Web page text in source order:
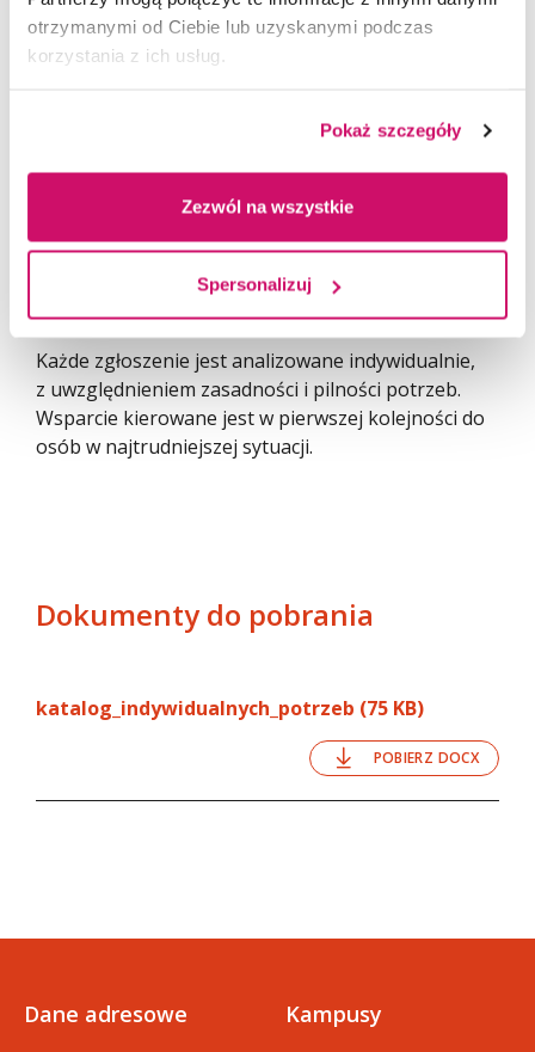
otrzymanymi od Ciebie lub uzyskanymi podczas
korzystania z ich usług.
Pokaż szczegóły
Zezwól na wszystkie
Spersonalizuj
osobiście lub przez pełnomocnika w Centrum
elektronicznie – wysyłając skan podpisanych
w formie dostępnej (np. e-formularz, druk
powiększony, wersja łatwa do czytania) –
na życzenie.
Każde zgłoszenie jest analizowane indywidualnie,
z uwzględnieniem zasadności i pilności potrzeb.
Wsparcie kierowane jest w pierwszej kolejności do
osób w najtrudniejszej sytuacji.
Dokumenty do pobrania
katalog_indywidualnych_potrzeb (75 KB)
POBIERZ DOCX
Dane adresowe Kampusy